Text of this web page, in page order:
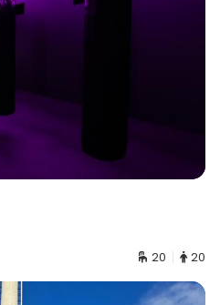
20 20